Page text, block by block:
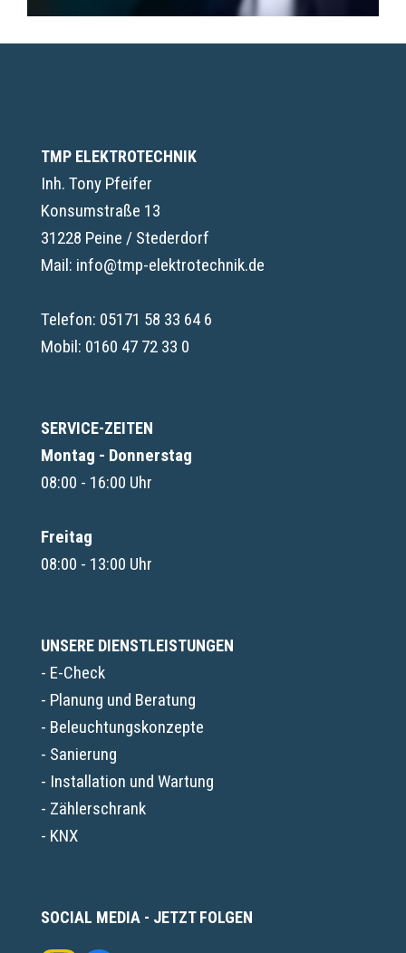
TMP ELEKTROTECHNIK
Inh. Tony Pfeifer
Konsumstraße 13
31228 Peine / Stederdorf
Mail: info@tmp-elektrotechnik.de
Telefon: 05171 58 33 64 6
Mobil: 0160 47 72 33 0
SERVICE-ZEITEN
Montag - Donnerstag
08:00 - 16:00 Uhr
Freitag
08:00 - 13:00 Uhr
UNSERE DIENSTLEISTUNGEN
- E-Check
- Planung und Beratung
- Beleuchtungskonzepte
- Sanierung
- Installation und Wartung
- Zählerschrank
- KNX
SOCIAL MEDIA - JETZT FOLGEN